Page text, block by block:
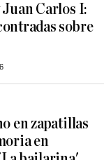
Carlos I:
sobre
en zapatillas
en